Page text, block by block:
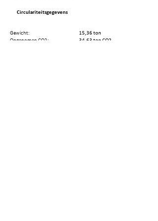
Circulariteitsgegevens
Gewicht:
15,36 ton
Opgenomen CO2:
34,63 ton CO2